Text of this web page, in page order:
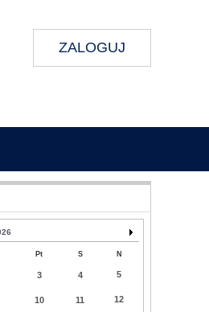
ZALOGUJ
Pt S N
3 4 5
10 11 12
Wykonanie:Delta Interactive